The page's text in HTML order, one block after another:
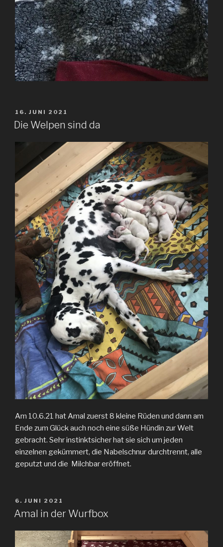
VERÖFFENTLICHT
AM
16. JUNI 2021
Die Welpen sind da
Am 10.6.21 hat Amal zuerst 8 kleine Rüden und dann am
Ende zum Glück auch noch eine süße Hündin zur Welt
gebracht. Sehr instinktsicher hat sie sich um jeden
einzelnen gekümmert, die Nabelschnur durchtrennt, alle
geputzt und die Milchbar eröffnet.
VERÖFFENTLICHT
AM
6. JUNI 2021
Amal in der Wurfbox